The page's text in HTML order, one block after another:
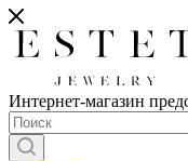
Интернет-магазин